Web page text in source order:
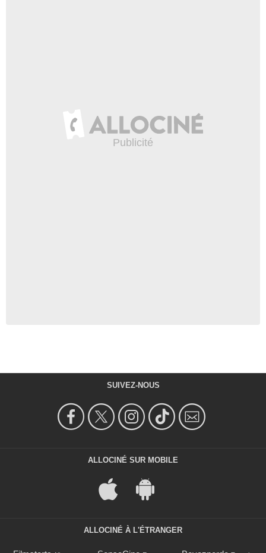
SUIVEZ-NOUS
ALLOCINÉ SUR MOBILE
ALLOCINÉ À L'ÉTRANGER